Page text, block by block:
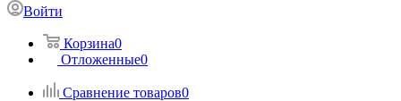
Войти
Корзина0
Отложенные0
Сравнение товаров0